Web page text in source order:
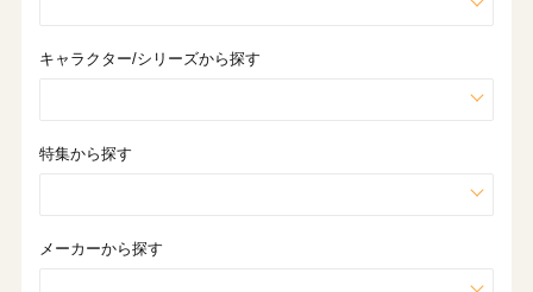
キャラクター/シリーズから探す
特集から探す
メーカーから探す